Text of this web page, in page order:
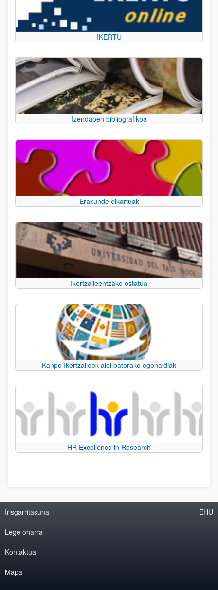
IKERTU
Izendapen bibliografikoa
Erakunde elkartuak
Ikertzaileentzako ostatua
Kanpo Ikertzaileek aldi baterako egonaldiak
HR Excellence in Research
Irisgarritasuna
Lege oharra
Kontaktua
Mapa
EHU